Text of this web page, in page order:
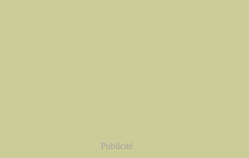
Publicité